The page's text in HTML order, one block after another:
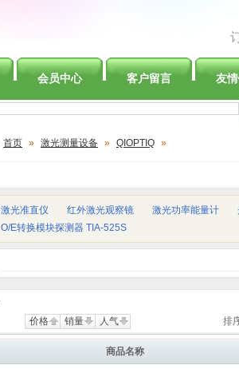
会员中心 客户留言 友
首页 » 激光测量设备 » QIOPTIQ »
激光准直仪 红外激光观察镜 激光功率能量计
O/E转换模块探测器 TIA-525S
价格
销量 人气 排
商品名称